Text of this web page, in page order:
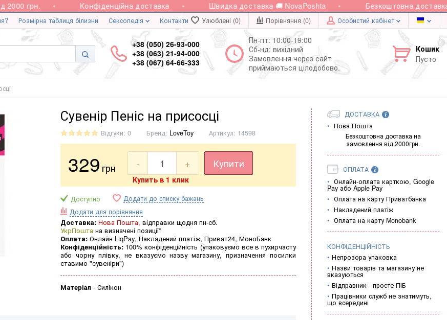
грн. Конфіденційна доставка Швидка доставка 🚚 NovaPoshta Безкоштовна доставка
Розмірна таблиця білизни Сексопедія Контакти Улюблені (0) Порівняння (0) Особистий кабінет
+38 (050) 26-93-000
+38 (063) 21-94-000
+38 (067) 64-66-333
Пн-пт: 10:00-19:00
Сб-нд: вихідний
Замовлення через сайт
приймаються цілодобово.
Кошик
Пусто
Сувенір Пеніс на присосці
Відгуки: 0 Бренд: LoveToy Артикул: 14598
329 грн - + Купити
Купить в 1 клик
Доступно
Додати до списку бажань
Додати для порівняння
Доставка: Нова Пошта, відправки щодня пн-сб.
УкрПошта на визначені позиції*
Оплата: Онлайн LiqPay, Накладений платіж, Приват24, МоноБанк
Конфіденційність: 100% конфіденційність (упаковуємо все в пухирчасту
або чорну плівку, не вказуємо назву магазину, призначення посилки
ставимо "сувеніри")
Матеріал - Силікон
ДОСТАВКА
Нова Пошта
Безкоштовна доставка на
замовлення від 2000грн.
ОПЛАТА
Онлайн-оплата карткою, Google
Pay або Apple Pay
Оплата на карту Приватбанка
Накладений платіж
Оплата на карту Monobank
КОНФІДЕНЦІЙНІСТЬ
Непрозора упаковка
Назви товарів та магазину не
вказуються
Відправник - просте ПІБ
Працівники служб не знатимуть,
що всередині